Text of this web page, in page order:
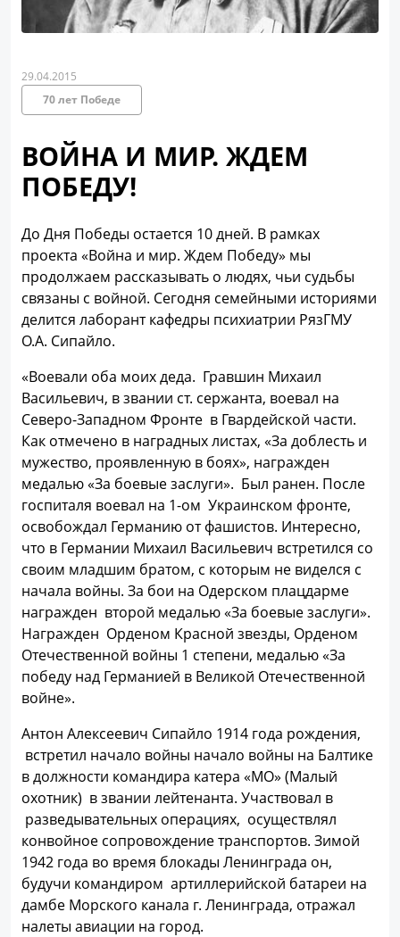
29.04.2015
70 лет Победе
ВОЙНА И МИР. ЖДЕМ
ПОБЕДУ!
До Дня Победы остается 10 дней. В рамках
проекта «Война и мир. Ждем Победу» мы
продолжаем рассказывать о людях, чьи судьбы
связаны с войной. Сегодня семейными историями
делится лаборант кафедры психиатрии РязГМУ
О.А. Сипайло.
«Воевали оба моих деда. Гравшин Михаил
Васильевич, в звании ст. сержанта, воевал на
Северо-Западном Фронте в Гвардейской части.
Как отмечено в наградных листах, «За доблесть и
мужество, проявленную в боях», награжден
медалью «За боевые заслуги». Был ранен. После
госпиталя воевал на 1-ом Украинском фронте,
освобождал Германию от фашистов. Интересно,
что в Германии Михаил Васильевич встретился со
своим младшим братом, с которым не виделся с
начала войны. За бои на Одерском плацдарме
награжден второй медалью «За боевые заслуги».
Награжден Орденом Красной звезды, Орденом
Отечественной войны 1 степени, медалью «За
победу над Германией в Великой Отечественной
войне».
Антон Алексеевич Сипайло 1914 года рождения,
встретил начало войны начало войны на Балтике
в должности командира катера «МО» (Малый
охотник) в звании лейтенанта. Участвовал в
разведывательных операциях, осуществлял
конвойное сопровождение транспортов. Зимой
1942 года во время блокады Ленинграда он,
будучи командиром артиллерийской батареи на
дамбе Морского канала г. Ленинграда, отражал
налеты авиации на город.